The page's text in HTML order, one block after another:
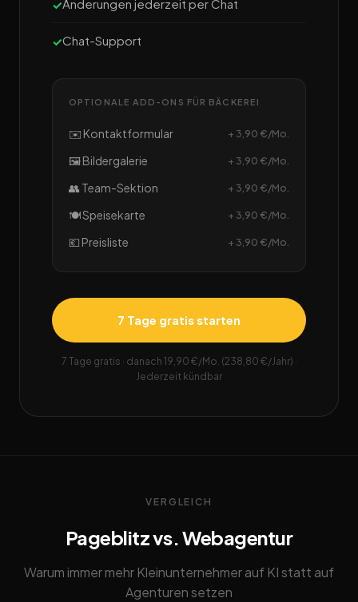
Änderungen jederzeit per Chat
Chat-Support
OPTIONALE ADD-ONS FÜR BÄCKEREI
✉️ Kontaktformular + 3,90 €/Mo.
🖼️ Bildergalerie + 3,90 €/Mo.
👥 Team-Sektion + 3,90 €/Mo.
🍽️ Speisekarte + 3,90 €/Mo.
💶 Preisliste + 3,90 €/Mo.
7 Tage gratis starten
7 Tage gratis · danach 19,90 €/Mo. (238,80 €/Jahr) ·
Jederzeit kündbar
VERGLEICH
Pageblitz vs. Webagentur
Warum immer mehr Kleinunternehmer auf KI statt auf
Agenturen setzen